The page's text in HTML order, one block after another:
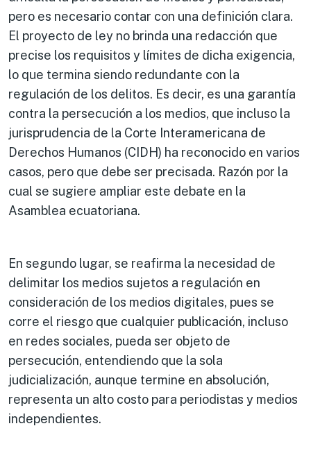
pero es necesario contar con una definición clara.
El proyecto de ley no brinda una redacción que
precise los requisitos y límites de dicha exigencia,
lo que termina siendo redundante con la
regulación de los delitos. Es decir, es una garantía
contra la persecución a los medios, que incluso la
jurisprudencia de la Corte Interamericana de
Derechos Humanos (CIDH) ha reconocido en varios
casos, pero que debe ser precisada. Razón por la
cual se sugiere ampliar este debate en la
Asamblea ecuatoriana.
En segundo lugar, se reafirma la necesidad de
delimitar los medios sujetos a regulación en
consideración de los medios digitales, pues se
corre el riesgo que cualquier publicación, incluso
en redes sociales, pueda ser objeto de
persecución, entendiendo que la sola
judicialización, aunque termine en absolución,
representa un alto costo para periodistas y medios
independientes.